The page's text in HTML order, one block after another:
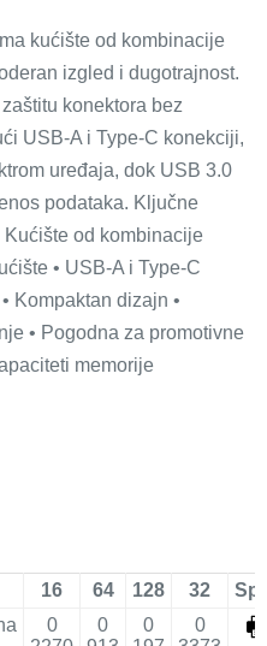
kućište od kombinacije
izgled i dugotrajnost.
konektora bez
USB-A i Type-C konekciji,
uređaja, dok USB 3.0
podataka. Ključne
Kućište od kombinacije
• USB-A i Type-C
Kompaktan dizajn •
• Pogodna za promotivne
memorije
16 64 128 32
0
0
0
0